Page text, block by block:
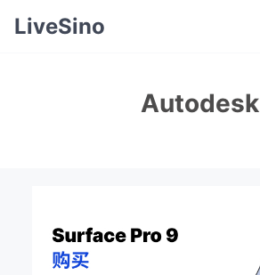
LiveSino
Autodesk